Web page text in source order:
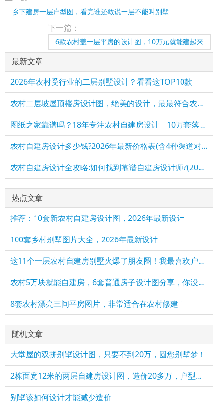
乡下建房一层户型图，看完谁还敢说一层不能叫别墅
下一篇：
6款农村盖一层平房的设计图，10万元就能建起来
最新文章
2026年农村受行业的二层别墅设计？看看这TOP10款
农村二层坡屋顶楼房设计图，绝美的设计，最最符合农村建造的户
图纸之家靠谱吗？18年专注农村自建房设计，10万套落地图纸说话
农村自建房设计多少钱?2026年最新价格表(含4种渠道对比)
农村自建房设计全攻略:如何找到靠谱自建房设计师?(2026最新)
热点文章
推荐：10套新农村自建房设计图，2026年最新设计
100套乡村别墅图片大全，2026年最新设计
这11个一层农村自建房别墅火爆了朋友圈！我最喜欢户型十！你呢
农村5万块就能自建房，6套普通房子设计图分享，你没看错！
8套农村漂亮三间平房图片，非常适合在农村修建！
随机文章
大堂屋的双拼别墅设计图，只要不到20万，圆您别墅梦！
2栋面宽12米的两层自建房设计图，造价20多万，户型简约实用
别墅该如何设计才能减少造价